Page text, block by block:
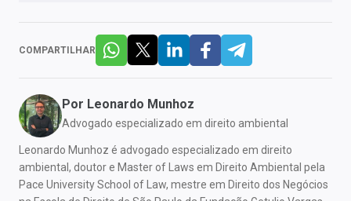
COMPARTILHAR
Por Leonardo Munhoz
Advogado especializado em direito ambiental
Leonardo Munhoz é advogado especializado em direito
ambiental, doutor e Master of Laws em Direito Ambiental pela
Pace University School of Law, mestre em Direito dos Negócios